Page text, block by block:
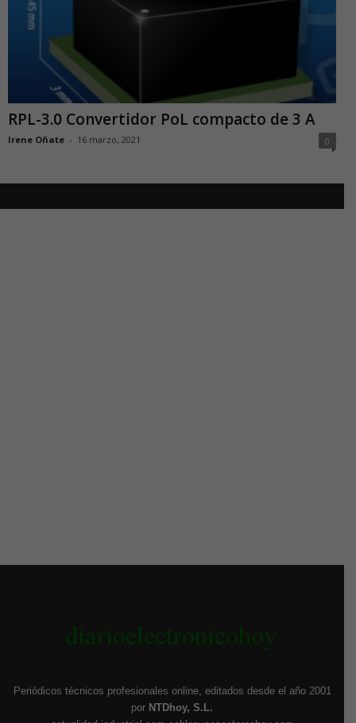
RPL-3.0 Convertidor PoL compacto de 3 A
Irene Oñate - 16 marzo, 2021 0
Periódicos técnicos profesionales online, editados desde el año 2001
por NTDhoy, S.L.